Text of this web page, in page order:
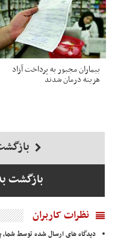
بیماران مجبور به پرداخت آزاد
هزینه درمان شدند
بازگشت
نظرات کاربران
دیدگاه های ارسال شده توسط